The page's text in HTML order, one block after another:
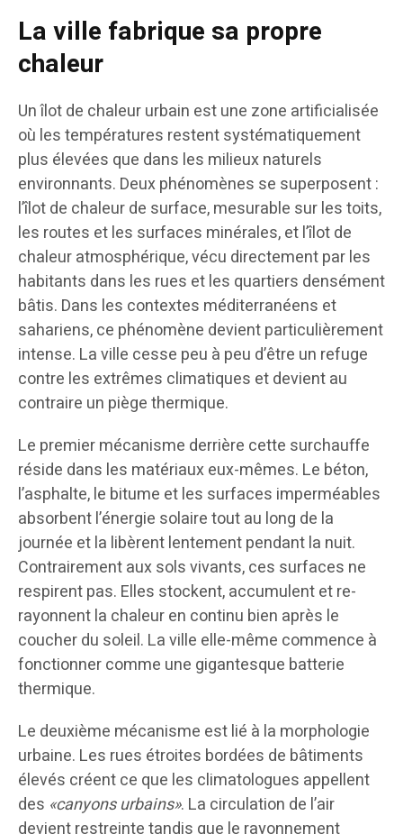
La ville fabrique sa propre
chaleur
Un îlot de chaleur urbain est une zone artificialisée
où les températures restent systématiquement
plus élevées que dans les milieux naturels
environnants. Deux phénomènes se superposent :
l’îlot de chaleur de surface, mesurable sur les toits,
les routes et les surfaces minérales, et l’îlot de
chaleur atmosphérique, vécu directement par les
habitants dans les rues et les quartiers densément
bâtis. Dans les contextes méditerranéens et
sahariens, ce phénomène devient particulièrement
intense. La ville cesse peu à peu d’être un refuge
contre les extrêmes climatiques et devient au
contraire un piège thermique.
Le premier mécanisme derrière cette surchauffe
réside dans les matériaux eux-mêmes. Le béton,
l’asphalte, le bitume et les surfaces imperméables
absorbent l’énergie solaire tout au long de la
journée et la libèrent lentement pendant la nuit.
Contrairement aux sols vivants, ces surfaces ne
respirent pas. Elles stockent, accumulent et re-
rayonnent la chaleur en continu bien après le
coucher du soleil. La ville elle-même commence à
fonctionner comme une gigantesque batterie
thermique.
Le deuxième mécanisme est lié à la morphologie
urbaine. Les rues étroites bordées de bâtiments
élevés créent ce que les climatologues appellent
des «canyons urbains». La circulation de l’air